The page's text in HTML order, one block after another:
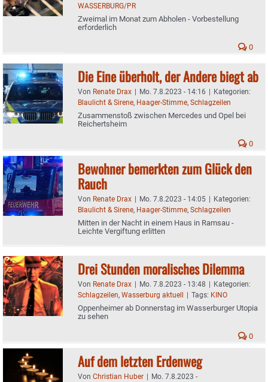
WASSERBURG/PR
Zweimal im Monat zum Abholen - Vorbestellung
erforderlich
0
Die Eine überholt, der Andere biegt ab
Von Renate Drax | Mo. 7.8.2023 - 14:16 | Kategorien:
Blaulicht & Sirene, Haager-Stimme, Schlagzeilen
Zusammenstoß zwischen Mercedes und Opel bei
Reichertsheim
0
Bewohner bemerkten zum Glück den
Rauch
Von Renate Drax | Mo. 7.8.2023 - 14:05 | Kategorien:
Blaulicht & Sirene, Haager-Stimme, Schlagzeilen
Mitten in der Nacht in einem Haus in Ramsau -
Leichte Vergiftung erlitten
Drei Stunden moralisches Dilemma
Von Renate Drax | Mo. 7.8.2023 - 13:48 | Kategorien:
Schlagzeilen, Wasserburg aktuell | Tags: KINO
Oppenheimer ab Donnerstag im Wasserburger Utopia
zu sehen
0
Auf dem letzten Erdenweg
Von Christian Huber | Mo. 7.8.2023 -